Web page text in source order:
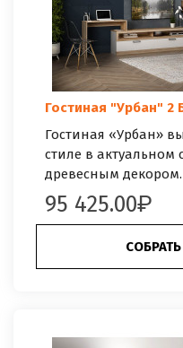
Гостиная "Урбан" 2
Гостиная «Урбан»
стиле в актуальном
древесным
95 425.00